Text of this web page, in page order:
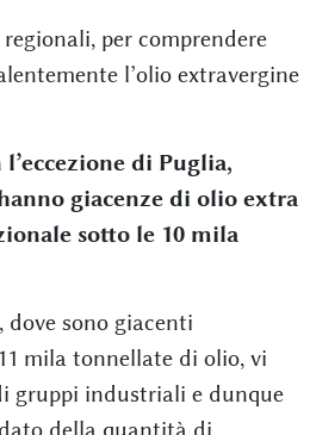
per comprendere
l’olio extravergine
di Puglia,
giacenze di olio extra
sotto le 10 mila
dove sono giacenti
mila tonnellate di olio, vi
gruppi industriali e dunque